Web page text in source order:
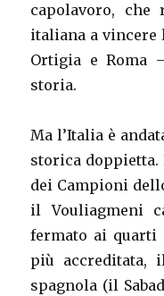
capolavoro, che
italiana a vincere
Ortigia e Roma
storia.
Ma l’Italia è
storica doppietta.
dei Campioni
il Vouliagmeni
fermato ai quarti
più accreditata,
spagnola (il